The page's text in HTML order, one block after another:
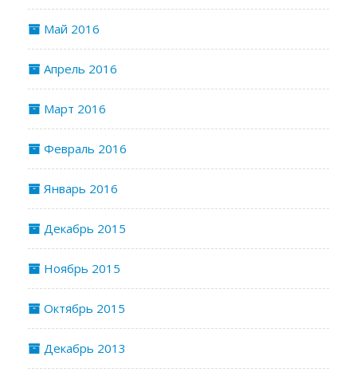
Май 2016
Апрель 2016
Март 2016
Февраль 2016
Январь 2016
Декабрь 2015
Ноябрь 2015
Октябрь 2015
Декабрь 2013